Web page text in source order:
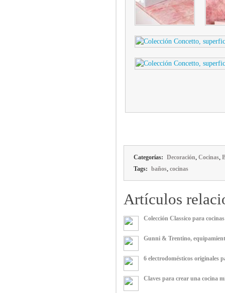
Categorías: Decoración, Cocinas,
Tags: baños, cocinas
Artículos
Colección Classico para
Gunni & Trentino,
6 electrodomésticos originales
Claves para crear una cocina